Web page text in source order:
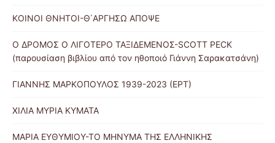
ΚΟΙΝΟΙ ΘΝΗΤΟΙ-Θ΄ΑΡΓΗΣΩ ΑΠΟΨΕ
Ο ΔΡΟΜΟΣ Ο ΛΙΓΟΤΕΡΟ ΤΑΞΙΔΕΜΕΝΟΣ-SCOTT PECK
(παρουσίαση βιβλίου από τον ηθοποιό Γιάννη Σαρακατσάνη)
ΓΙΑΝΝΗΣ ΜΑΡΚΟΠΟΥΛΟΣ 1939-2023 (ΕΡΤ)
ΧΙΛΙΑ ΜΥΡΙΑ ΚΥΜΑΤΑ
ΜΑΡΙΑ ΕΥΘΥΜΙΟΥ-ΤΟ ΜΗΝΥΜΑ ΤΗΣ ΕΛΛΗΝΙΚΗΣ